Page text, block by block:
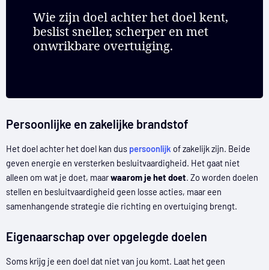
Wie zijn doel achter het doel kent,
beslist sneller, scherper en met
onwrikbare overtuiging.
Persoonlijke en zakelijke brandstof
Het doel achter het doel kan dus persoonlijk of zakelijk zijn. Beide
geven energie en versterken besluitvaardigheid. Het gaat niet
alleen om wat je doet, maarwaarom je het doet. Zo worden doelen
stellen en besluitvaardigheid geen losse acties, maar een
samenhangende strategie die richting en overtuiging brengt.
Eigenaarschap over opgelegde doelen
Soms krijg je een doel dat niet van jou komt. Laat het geen